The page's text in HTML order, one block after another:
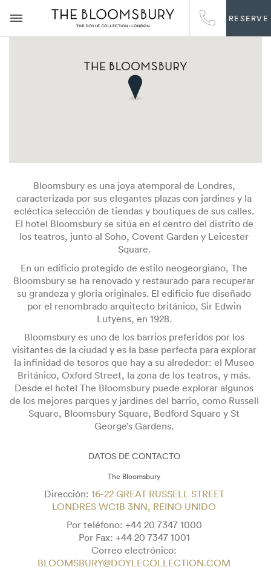
RESERVE
Bloomsbury es una joya atemporal de Londres,
caracterizada por sus elegantes plazas con jardines y la
ecléctica selección de tiendas y boutiques de sus calles.
El hotel Bloomsbury se sitúa en el centro del distrito de
los teatros, junto al Soho, Covent Garden y Leicester
Square.
En un edificio protegido de estilo neogeorgiano, The
Bloomsbury se ha renovado y restaurado para recuperar
su grandeza y gloria originales. El edificio fue diseñado
por el renombrado arquitecto británico, Sir Edwin
Lutyens, en 1928.
Bloomsbury es uno de los barrios preferidos por los
visitantes de la ciudad y es la base perfecta para explorar
la infinidad de tesoros que hay a su alrededor: el Museo
Británico, Oxford Street, la zona de los teatros, y más.
Desde el hotel The Bloomsbury puede explorar algunos
de los mejores parques y jardines del barrio, como Russell
Square, Bloomsbury Square, Bedford Square y St
George’s Gardens.
DATOS DE CONTACTO
The Bloomsbury
Dirección: 16-22 GREAT RUSSELL STREET
LONDRES WC1B 3NN, REINO UNIDO
Por teléfono: +44 20 7347 1000
Por Fax: +44 20 7347 1001
Correo electrónico:
BLOOMSBURY@DOYLECOLLECTION.COM